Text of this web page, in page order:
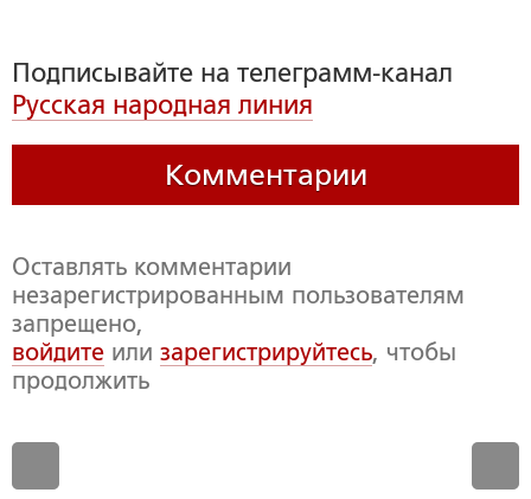
Подписывайте на телеграмм-канал
Русская народная линия
Комментарии
Оставлять комментарии
незарегистрированным пользователям
запрещено,
войдите или зарегистрируйтесь, чтобы
продолжить